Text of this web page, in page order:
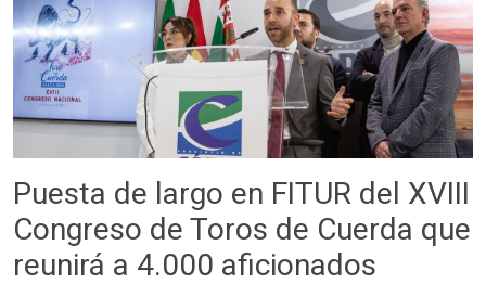
Puesta de largo en FITUR del XVIII
Congreso de Toros de Cuerda que
reunirá a 4.000 aficionados